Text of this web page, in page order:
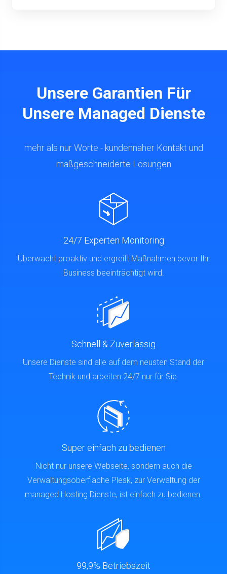
Unsere Garantien Für
Unsere Managed Dienste
mehr als nur Worte - kundennaher Kontakt und
maßgeschneiderte Lösungen
24/7 Experten Monitoring
Überwacht proaktiv und ergreift Maßnahmen bevor Ihr
Business beeinträchtigt wird.
Schnell & Zuverlässig
Unsere Dienste sind alle auf dem neusten Stand der
Technik und arbeiten 24/7 nur für Sie.
Super einfach zu bedienen
Nicht nur unsere Webseite, sondern auch die
Verwaltungsoberfläche Plesk, zur Verwaltung der
managed Hosting Dienste, ist einfach zu bedienen.
99,9% Betriebszeit